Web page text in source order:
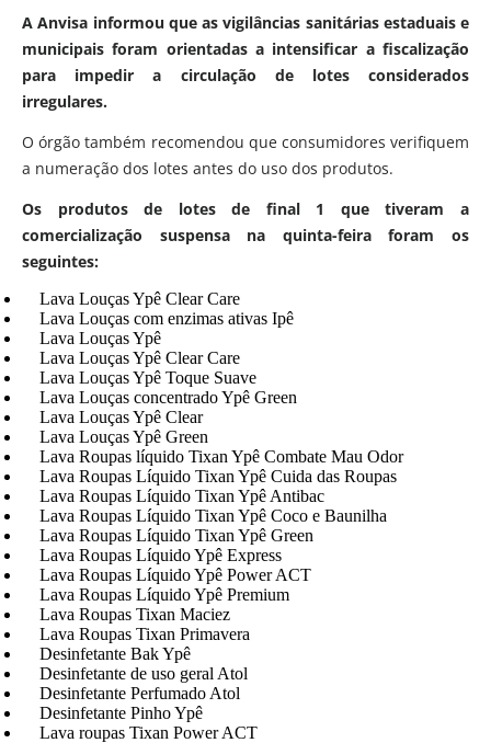
A Anvisa informou que as vigilâncias sanitárias estaduais e
municipais foram orientadas a intensificar a fiscalização
para impedir a circulação de lotes considerados
irregulares.
O órgão também recomendou que consumidores verifiquem
a numeração dos lotes antes do uso dos produtos.
Os produtos de lotes de final 1 que tiveram a
comercialização suspensa na quinta-feira foram os
seguintes:
Lava Louças Ypê Clear Care
Lava Louças com enzimas ativas Ipê
Lava Louças Ypê
Lava Louças Ypê Clear Care
Lava Louças Ypê Toque Suave
Lava Louças concentrado Ypê Green
Lava Louças Ypê Clear
Lava Louças Ypê Green
Lava Roupas líquido Tixan Ypê Combate Mau Odor
Lava Roupas Líquido Tixan Ypê Cuida das Roupas
Lava Roupas Líquido Tixan Ypê Antibac
Lava Roupas Líquido Tixan Ypê Coco e Baunilha
Lava Roupas Líquido Tixan Ypê Green
Lava Roupas Líquido Ypê Express
Lava Roupas Líquido Ypê Power ACT
Lava Roupas Líquido Ypê Premium
Lava Roupas Tixan Maciez
Lava Roupas Tixan Primavera
Desinfetante Bak Ypê
Desinfetante de uso geral Atol
Desinfetante Perfumado Atol
Desinfetante Pinho Ypê
Lava roupas Tixan Power ACT